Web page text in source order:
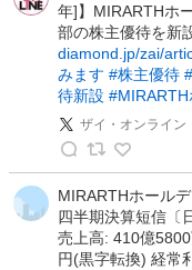
K
ザ
イ
・
年]】MIRARTHホ
部の株主優待を新
diamond.jp/zai/
みます #株主優待
待新設 #MIRARTH
ザイ・オンライン
MIRARTHホール
四半期決算短信〔
売上高: 410億
円(黒字転換) 経常